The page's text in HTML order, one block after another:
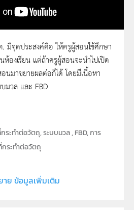
สสวท. บทที่ 3 แรงและกฎ
รูปแบบต่างๆ ของแรง ตอน
มีจุดประสงค์คือ ให้ครูผู้สอนใช้ศึกษา
ห้องเรียน แต่ถ้าครูผู้สอนจะนำไปเปิด
นมาขยายผลต่อก็ได้ โดยมีเนื้อหา
มวล และ FBD
ะทำต่อวัตถุ, ระบบมวล , FBD, การ
ระทำต่อวัตถุ
ทยาศาสตร์และเทคโนโลยี (สสวท.)
ย ข้อมูลเพิ่มเติม